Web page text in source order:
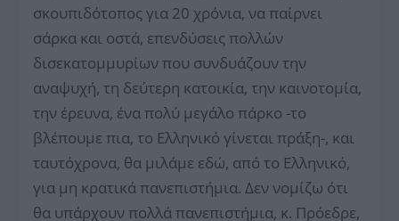
σκουπιδότοπος για 20 χρόνια, να παίρνει
σάρκα και οστά, επενδύσεις πολλών
δισεκατομμυρίων που συνδυάζουν την
αναψυχή, τη δεύτερη κατοικία, την καινοτομία,
την έρευνα, ένα πολύ μεγάλο πάρκο -το
βλέπουμε πια, το Ελληνικό γίνεται πράξη-, και
ταυτόχρονα, θα μιλάμε εδώ, από το Ελληνικό,
για μη κρατικά πανεπιστήμια. Δεν νομίζω ότι
θα υπάρχουν πολλά πανεπιστήμια, κ. Πρόεδρε,